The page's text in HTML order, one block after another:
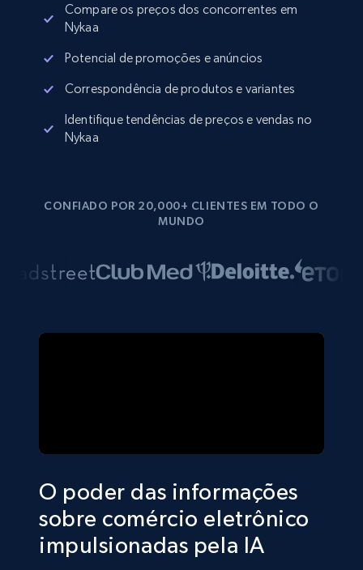
Compare os preços dos concorrentes em
Nykaa
Potencial de promoções e anúncios
Correspondência de produtos e variantes
Identifique tendências de preços e vendas no
Nykaa
CONFIADO POR 20,000+ CLIENTES EM TODO O
MUNDO
O poder das informações
sobre comércio eletrônico
impulsionadas pela IA